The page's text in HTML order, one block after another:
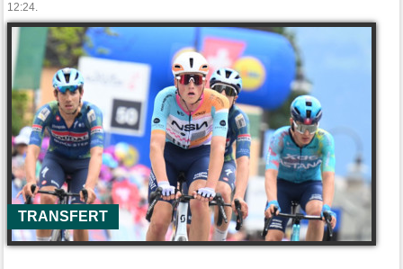
12:24.
TRANSFERT